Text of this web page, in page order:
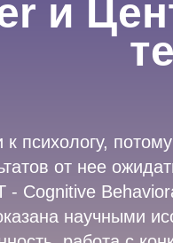
и
к психологу,
от нее
- Cognitive
научными